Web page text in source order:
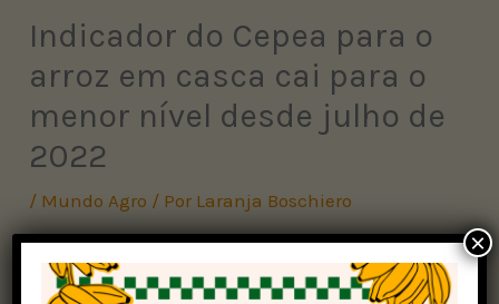
Indicador do Cepea para o
arroz em casca cai para o
menor nível desde julho de
2022
/ Mundo Agro / Por Laranja Boschiero
×